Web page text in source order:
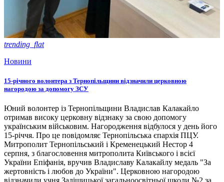
trending_flat
Новини
15-річного волонтера з Тернопільщини відзначили церковною
нагородою за допомогу ЗСУ
Юний волонтер із Тернопільщини Владислав Калакайло
отримав високу церковну відзнаку за свою допомогу
українським військовим. Нагородження відбулося у день його
15-річчя. Про це повідомляє Тернопільська єпархія ПЦУ.
Митрополит Тернопільський і Кременецький Нестор 4
серпня, з благословення митрополита Київського і всієї
України Епіфанія, вручив Владиславу Калакайлу медаль "За
жертовність і любов до України". Церковною нагородою